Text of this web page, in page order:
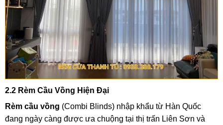
2.2 Rèm Cầu Vồng Hiện Đại
Rèm cầu vồng (Combi Blinds) nhập khẩu từ Hàn Quốc
đang ngày càng được ưa chuộng tại thị trấn Liên Sơn và